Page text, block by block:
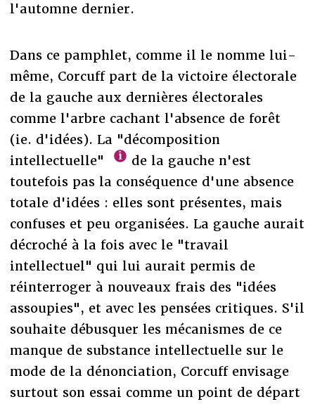
l'automne dernier.
Dans ce pamphlet, comme il le nomme lui-
même, Corcuff part de la victoire électorale
de la gauche aux dernières électorales
comme l'arbre cachant l'absence de forêt
(ie. d'idées). La "décomposition
intellectuelle"
de la gauche n'est
toutefois pas la conséquence d'une absence
totale d'idées : elles sont présentes, mais
confuses et peu organisées. La gauche aurait
décroché à la fois avec le "travail
intellectuel" qui lui aurait permis de
réinterroger à nouveaux frais des "idées
assoupies", et avec les pensées critiques. S'il
souhaite débusquer les mécanismes de ce
manque de substance intellectuelle sur le
mode de la dénonciation, Corcuff envisage
surtout son essai comme un point de départ